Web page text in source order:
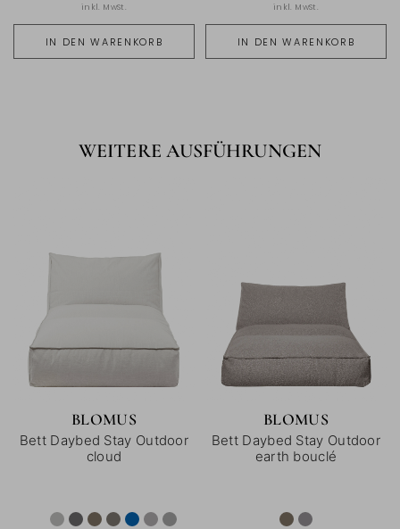
IN DEN WARENKORB
inkl. MwSt.
IN DEN WARENKORB
inkl. MwSt.
WEITERE AUSFÜHRUNGEN
BLOMUS
Bett Daybed Stay Outdoor
cloud
BLOMUS
Bett Daybed Stay Outdoor
earth bouclé